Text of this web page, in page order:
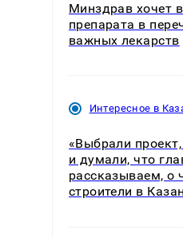
Минздрав хочет
препарата в
важных лекарств
Интересное в
«Выбрали
и думали, что
рассказываем, о
строители в